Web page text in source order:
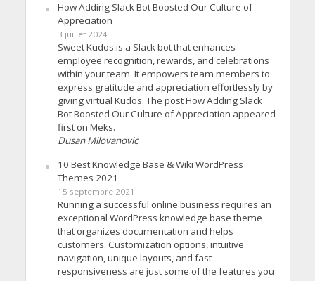
How Adding Slack Bot Boosted Our Culture of
Appreciation
3 juillet 2024
Sweet Kudos is a Slack bot that enhances
employee recognition, rewards, and celebrations
within your team. It empowers team members to
express gratitude and appreciation effortlessly by
giving virtual Kudos. The post How Adding Slack
Bot Boosted Our Culture of Appreciation appeared
first on Meks.
Dusan Milovanovic
10 Best Knowledge Base & Wiki WordPress
Themes 2021
15 septembre 2021
Running a successful online business requires an
exceptional WordPress knowledge base theme
that organizes documentation and helps
customers. Customization options, intuitive
navigation, unique layouts, and fast
responsiveness are just some of the features you